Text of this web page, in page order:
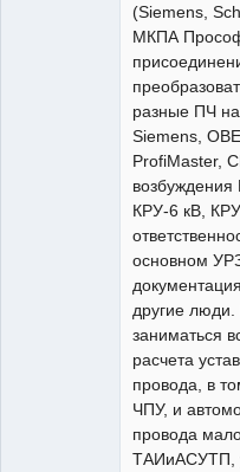
(Siemens,
МКПА
разные ПЧ на
Siemens,
ProfiMaster,
КРУ-6 кВ,
основном
другие люди.
заниматься
расчета
провода, в
ЧПУ, и
провода
ТАИиАСУТП,